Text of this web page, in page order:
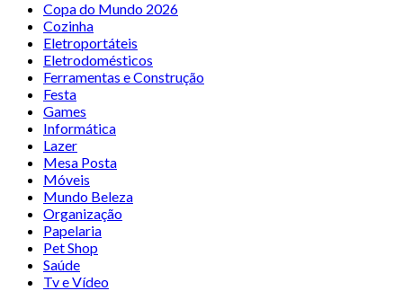
Copa do Mundo 2026
Cozinha
Eletroportáteis
Eletrodomésticos
Ferramentas e Construção
Festa
Games
Informática
Lazer
Mesa Posta
Móveis
Mundo Beleza
Organização
Papelaria
Pet Shop
Saúde
Tv e Vídeo